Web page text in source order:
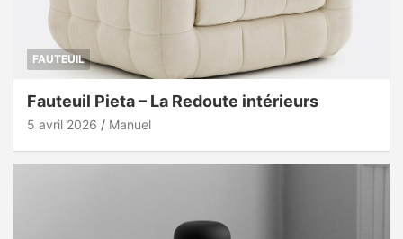
FAUTEUIL
Fauteuil Pieta – La Redoute intérieurs
5 avril 2026 Manuel